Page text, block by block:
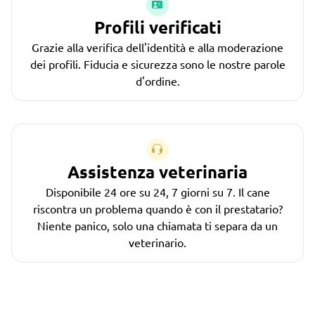
Profili verificati
Grazie alla verifica dell'identità e alla moderazione
dei profili. Fiducia e sicurezza sono le nostre parole
d'ordine.
Assistenza veterinaria
Disponibile 24 ore su 24, 7 giorni su 7. Il cane
riscontra un problema quando è con il prestatario?
Niente panico, solo una chiamata ti separa da un
veterinario.